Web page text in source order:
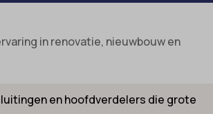
in renovatie, nieuwbouw en
en hoofdverdelers die grote